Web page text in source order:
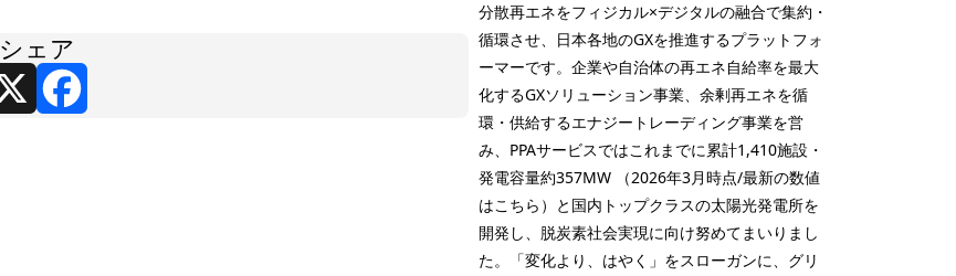
シェア
X
分散再エネをフィジカル×デジタルの融合で集約・
循環させ、日本各地のGXを推進するプラットフォ
ーマーです。企業や自治体の再エネ自給率を最大
化するGXソリューション事業、余剰再エネを循
環・供給するエナジートレーディング事業を営
み、PPAサービスではこれまでに累計1,410施設・
発電容量約357MW （2026年3月時点/最新の数値
はこちら ）と国内トップクラスの太陽光発電所を
開発し、脱炭素社会実現に向け努めてまいりまし
た。「変化より、はやく」をスローガンに、グリ